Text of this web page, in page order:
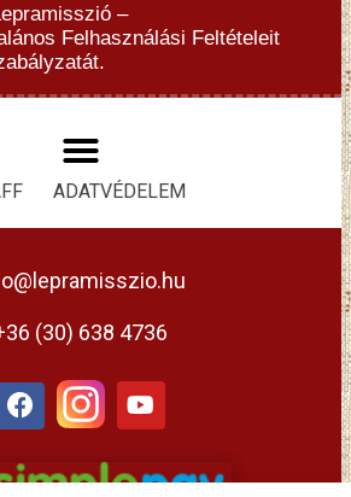
–
Felhasználási Feltételeit
ADATVÉDELEM
(30) 638 4736